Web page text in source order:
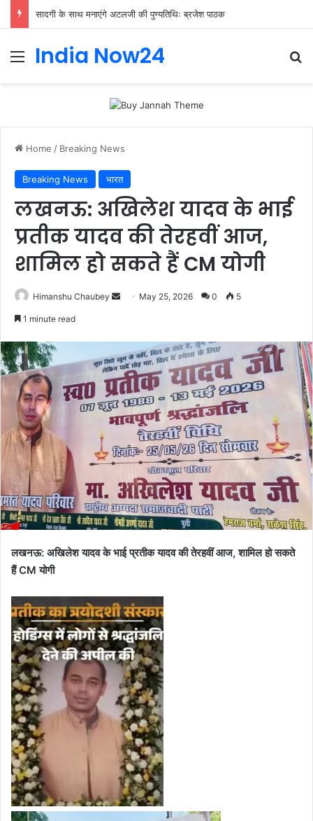
सादगी के साथ मनाएंगे अटलजी की पुण्यतिथिः ब्रजेश पाठक
India Now24
Home / Breaking News
Breaking News भारत
लखनऊ: अखिलेश यादव के भाई
प्रतीक यादव की तेरहवीं आज,
शामिल हो सकते हैं CM योगी
Himanshu Chaubey May 25, 2026 0 5
1 minute read
लखनऊ: अखिलेश यादव के भाई प्रतीक यादव की तेरहवीं आज, शामिल हो सकते
हैं CM योगी